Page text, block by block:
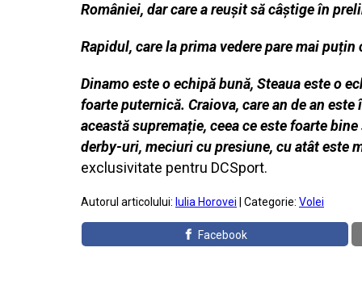
României, dar care a reușit să câștige în
Rapidul, care la prima vedere pare mai
Dinamo este o echipă bună, Steaua este o
foarte puternică. Craiova, care an de an
această supremație, ceea ce este foarte
derby-uri, meciuri cu presiune, cu atât este
exclusivitate pentru DCSport.
Autorul articolului: Iulia Horovei | Categorie: Volei
Facebook